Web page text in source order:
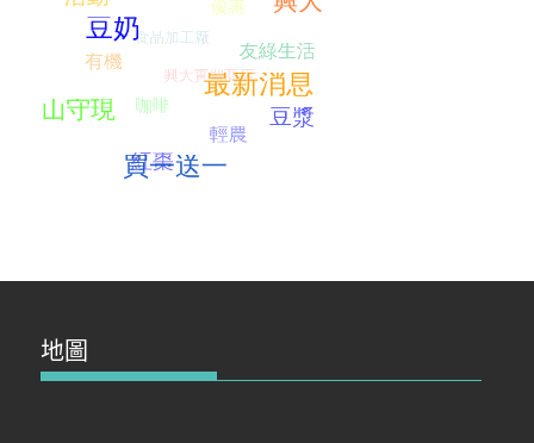
地圖